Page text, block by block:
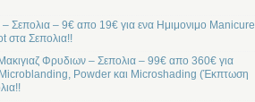
Σεπολια – 9€ απο 19€ για ενα Ημιμονιμο Manicure
στα Σεπολια!!
Φρυδιων – Σεπολια – 99€ απο 360€ για
Powder και Microshading (Έκπτωση